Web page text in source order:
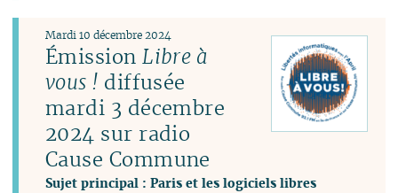
ÉmissionLibre à
vous ! diffusée
mardi 3 décembre
2024 sur radio
Cause Commune
Sujet principal : Paris et les logiciels libres
Mardi 10 décembre 2024